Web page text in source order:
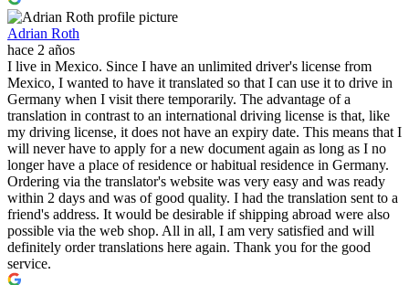
Adrian Roth
hace 2 años
I live in Mexico. Since I have an unlimited driver's license from
Mexico, I wanted to have it translated so that I can use it to drive in
Germany when I visit there temporarily. The advantage of a
translation in contrast to an international driving license is that, like
my driving license, it does not have an expiry date. This means that I
will never have to apply for a new document again as long as I no
longer have a place of residence or habitual residence in Germany.
Ordering via the translator's website was very easy and was ready
within 2 days and was of good quality. I had the translation sent to a
friend's address. It would be desirable if shipping abroad were also
possible via the web shop. All in all, I am very satisfied and will
definitely order translations here again. Thank you for the good
service.